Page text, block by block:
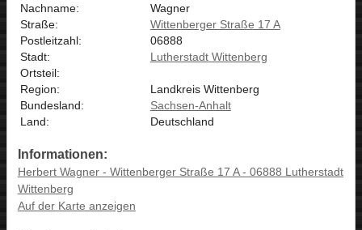
Nachname:
Wagner
Straße:
Wittenberger Straße 17 A
Postleitzahl:
06888
Stadt:
Lutherstadt Wittenberg
Ortsteil:
Region:
Landkreis Wittenberg
Bundesland:
Sachsen-Anhalt
Land:
Deutschland
Informationen:
Herbert Wagner - Wittenberger Straße 17 A - 06888 Lutherstadt
Wittenberg
Auf der Karte anzeigen